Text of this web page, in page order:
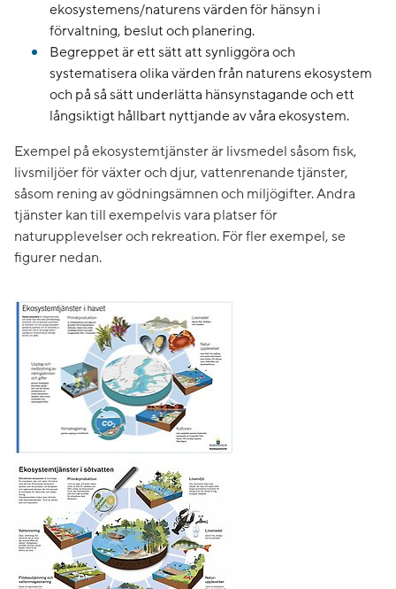
ekosystemens/naturens värden för hänsyn i
förvaltning, beslut och planering.
Begreppet är ett sätt att synliggöra och
systematisera olika värden från naturens ekosystem
och på så sätt underlätta hänsynstagande och ett
långsiktigt hållbart nyttjande av våra ekosystem.
Exempel på ekosystemtjänster är livsmedel såsom fisk,
livsmiljöer för växter och djur, vattenrenande tjänster,
såsom rening av gödningsämnen och miljögifter. Andra
tjänster kan till exempelvis vara platser för
naturupplevelser och rekreation. För fler exempel, se
figurer nedan.